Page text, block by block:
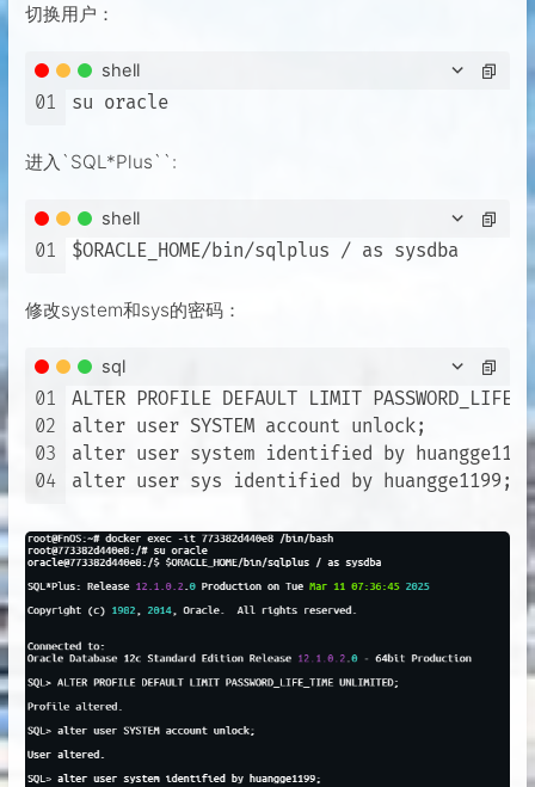
切换用户：
shell
01
进入`SQL*Plus``:
shell
01
修改system和sys的密码：
sql
01
02
03
04
ALTER PROFILE DEFAULT LIMIT
alter user SYSTEM account unlock;
alter user system identified by